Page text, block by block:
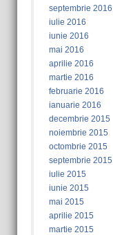
septembrie 2016
iulie 2016
iunie 2016
mai 2016
aprilie 2016
martie 2016
februarie 2016
ianuarie 2016
decembrie 2015
noiembrie 2015
octombrie 2015
septembrie 2015
iulie 2015
iunie 2015
mai 2015
aprilie 2015
martie 2015